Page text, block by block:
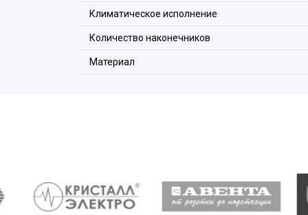
Климатическое исполнение
Количество наконечников
Материал